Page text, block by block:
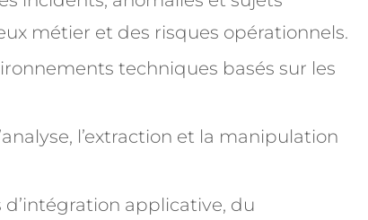
métier et des risques opérationnels.
techniques basés sur les
l’extraction et la manipulation
applicative, du